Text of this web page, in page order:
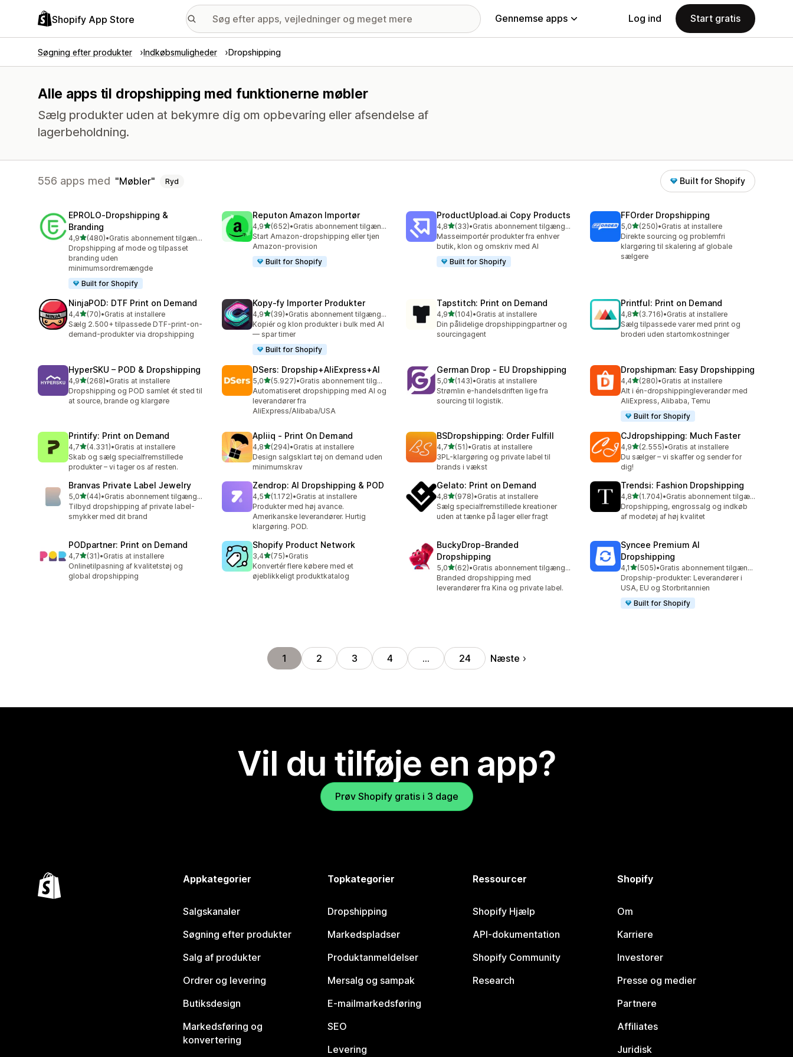
Shopify App Store Gennemse apps Log ind Start gratis
Søgning efter produkter Indkøbsmuligheder Dropshipping
Alle apps til dropshipping med funktionerne møbler
Sælg produkter uden at bekymre dig om opbevaring eller afsendelse af
lagerbeholdning.
556 apps med Møbler Ryd Built for Shopify
EPROLO‑Dropshipping &
Branding
4,9ud af 5 stjerner
(480)
480 anmeldelser i alt
•
Gratis abonnement tilgængeligt
Dropshipping af mode og tilpasset
branding uden
minimumsordremængde
Built for Shopify
Reputon Amazon Importør
4,9ud af 5 stjerner
(652)
652 anmeldelser i alt
•
Gratis abonnement tilgængeligt
Start Amazon-dropshipping eller tjen
Amazon-provision
Built for Shopify
ProductUpload.ai Copy Products
4,8ud af 5 stjerner
(33)
33 anmeldelser i alt
•
Gratis abonnement tilgængeligt
Masseimportér produkter fra enhver
butik, klon og omskriv med AI
Built for Shopify
FFOrder Dropshipping
5,0ud af 5 stjerner
(250)
250 anmeldelser i alt
•Gratis at installere
Direkte sourcing og problemfri
klargøring til skalering af globale
sælgere
NinjaPOD: DTF Print on Demand
4,4ud af 5 stjerner
(70)
70 anmeldelser i alt
•Gratis at installere
Sælg 2.500+ tilpassede DTF-print-on-
demand-produkter via dropshipping
Kopy‑fy Importer Produkter
4,9ud af 5 stjerner
(39)
39 anmeldelser i alt
•
Gratis abonnement tilgængeligt
Kopiér og klon produkter i bulk med AI
— spar timer
Built for Shopify
Tapstitch: Print on Demand
4,9ud af 5 stjerner
(104)
104 anmeldelser i alt
•Gratis at installere
Din pålidelige dropshippingpartner og
sourcingagent
Printful: Print on Demand
4,8ud af 5 stjerner
(3.716)
3716 anmeldelser i alt
•Gratis at installere
Sælg tilpassede varer med print og
broderi uden startomkostninger
HyperSKU – POD & Dropshipping
4,9ud af 5 stjerner
(268)
268 anmeldelser i alt
•Gratis at installere
Dropshipping og POD samlet ét sted til
at source, brande og klargøre
DSers: Dropship+AliExpress+AI
5,0ud af 5 stjerner
(5.927)
5927 anmeldelser i alt
•
Gratis abonnement tilgængeligt
Automatiseret dropshipping med AI og
leverandører fra
AliExpress/Alibaba/USA
German Drop ‑ EU Dropshipping
5,0ud af 5 stjerner
(143)
143 anmeldelser i alt
•Gratis at installere
Strømlin e-handelsdriften lige fra
sourcing til logistik.
Dropshipman: Easy Dropshipping
4,4ud af 5 stjerner
(280)
280 anmeldelser i alt
•Gratis at installere
Alt i én-dropshippingleverandør med
AliExpress, Alibaba, Temu
Built for Shopify
Printify: Print on Demand
4,7ud af 5 stjerner
(4.331)
4331 anmeldelser i alt
•Gratis at installere
Skab og sælg specialfremstillede
produkter – vi tager os af resten.
Apliiq ‑ Print On Demand
4,8ud af 5 stjerner
(294)
294 anmeldelser i alt
•Gratis at installere
Design salgsklart tøj on demand uden
minimumskrav
BSDropshipping: Order Fulfill
4,7ud af 5 stjerner
(51)
51 anmeldelser i alt
•Gratis at installere
3PL-klargøring og private label til
brands i vækst
CJdropshipping: Much Faster
4,9ud af 5 stjerner
(2.555)
2555 anmeldelser i alt
•Gratis at installere
Du sælger – vi skaffer og sender for
dig!
Branvas Private Label Jewelry
5,0ud af 5 stjerner
(44)
44 anmeldelser i alt
•
Gratis abonnement tilgængeligt
Tilbyd dropshipping af private label-
smykker med dit brand
Zendrop: AI Dropshipping & POD
4,5ud af 5 stjerner
(1.172)
1172 anmeldelser i alt
•Gratis at installere
Produkter med høj avance.
Amerikanske leverandører. Hurtig
klargøring. POD.
Gelato: Print on Demand
4,8ud af 5 stjerner
(978)
978 anmeldelser i alt
•Gratis at installere
Sælg specialfremstillede kreationer
uden at tænke på lager eller fragt
Trendsi: Fashion Dropshipping
4,8ud af 5 stjerner
(1.704)
1704 anmeldelser i alt
•
Gratis abonnement tilgængeligt
Dropshipping, engrossalg og indkøb
af modetøj af høj kvalitet
PODpartner: Print on Demand
4,7ud af 5 stjerner
(31)
31 anmeldelser i alt
•Gratis at installere
Onlinetilpasning af kvalitetstøj og
global dropshipping
Shopify Product Network
3,4ud af 5 stjerner
(75)
75 anmeldelser i alt
•Gratis
Konvertér flere købere med et
øjeblikkeligt produktkatalog
BuckyDrop‑Branded
Dropshipping
5,0ud af 5 stjerner
(62)
62 anmeldelser i alt
•
Gratis abonnement tilgængeligt
Branded dropshipping med
leverandører fra Kina og private label.
Syncee Premium AI
Dropshipping
4,1ud af 5 stjerner
(505)
505 anmeldelser i alt
•
Gratis abonnement tilgængeligt
Dropship-produkter: Leverandører i
USA, EU og Storbritannien
Built for Shopify
1 2 3 4 … 24 Næste
Vil du tilføje en app?
Prøv Shopify gratis i 3 dage
Appkategorier
Salgskanaler
Søgning efter produkter
Salg af produkter
Ordrer og levering
Butiksdesign
Markedsføring og
konvertering
Topkategorier
Dropshipping
Markedspladser
Produktanmeldelser
Mersalg og sampak
E-mailmarkedsføring
SEO
Levering
Ressourcer
Shopify Hjælp
API-dokumentation
Shopify Community
Research
Shopify
Om
Karriere
Investorer
Presse og medier
Partnere
Affiliates
Juridisk